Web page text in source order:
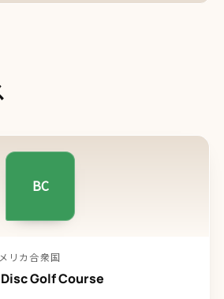
BC
リカ合衆国
Golf Course